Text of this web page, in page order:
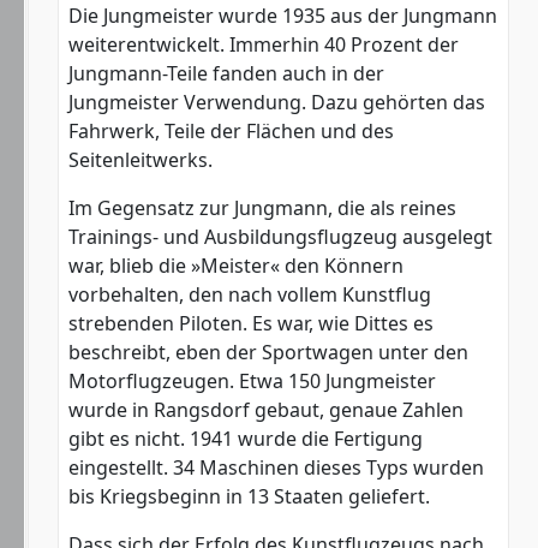
Die Jungmeister wurde 1935 aus der Jungmann
weiterentwickelt. Immerhin 40 Prozent der
Jungmann-Teile fanden auch in der
Jungmeister Verwendung. Dazu gehörten das
Fahrwerk, Teile der Flächen und des
Seitenleitwerks.
Im Gegensatz zur Jungmann, die als reines
Trainings- und Ausbildungsflugzeug ausgelegt
war, blieb die »Meister« den Könnern
vorbehalten, den nach vollem Kunstflug
strebenden Piloten. Es war, wie Dittes es
beschreibt, eben der Sportwagen unter den
Motorflugzeugen. Etwa 150 Jungmeister
wurde in Rangsdorf gebaut, genaue Zahlen
gibt es nicht. 1941 wurde die Fertigung
eingestellt. 34 Maschinen dieses Typs wurden
bis Kriegsbeginn in 13 Staaten geliefert.